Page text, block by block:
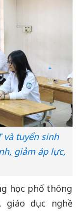
và tuyển sinh
giảm áp lực,
học phổ thông
giáo dục nghề